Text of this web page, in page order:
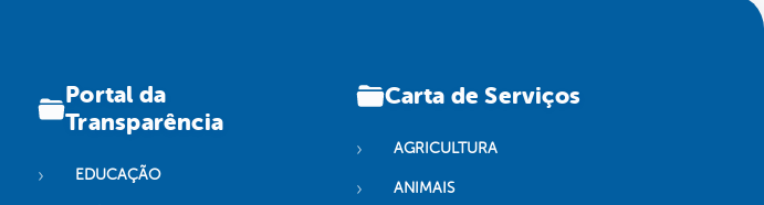
Portal da
Transparência
EDUCAÇÃO
Carta de Serviços
AGRICULTURA
ANIMAIS